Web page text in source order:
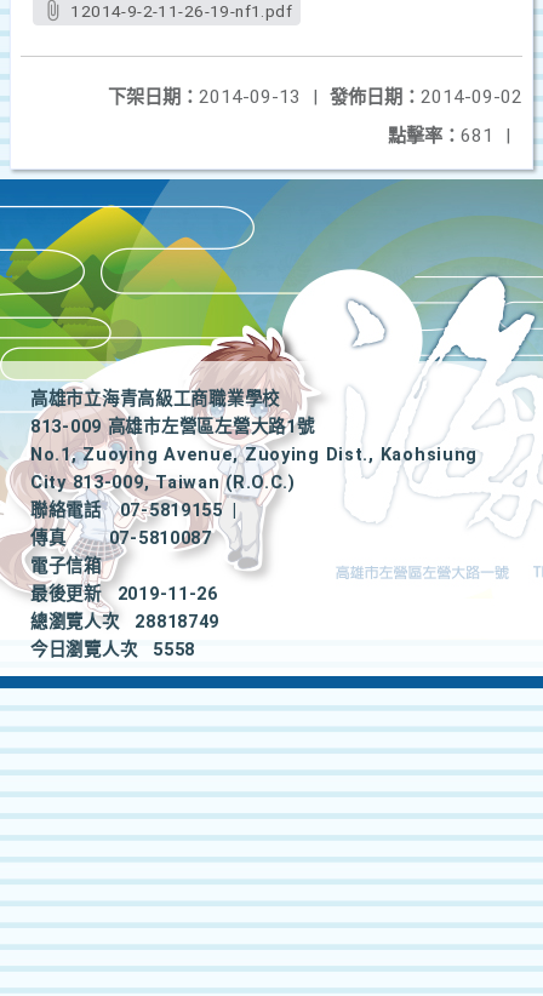
12014-9-2-11-26-19-nf1.pdf
發佈日期： 2014-09-02
下架日期： 2014-09-13
|
點擊率： 681 |
高雄市立海青高級工商職業學校
813-009 高雄市左營區左營大路1號
No.1, Zuoying Avenue, Zuoying Dist., Kaohsiung
City 813-009, Taiwan (R.O.C.)
聯絡電話
07-5819155
|
傳真
07-5810087
電子信箱
最後更新
2019-11-26
總瀏覽人次
28818749
今日瀏覽人次
5558